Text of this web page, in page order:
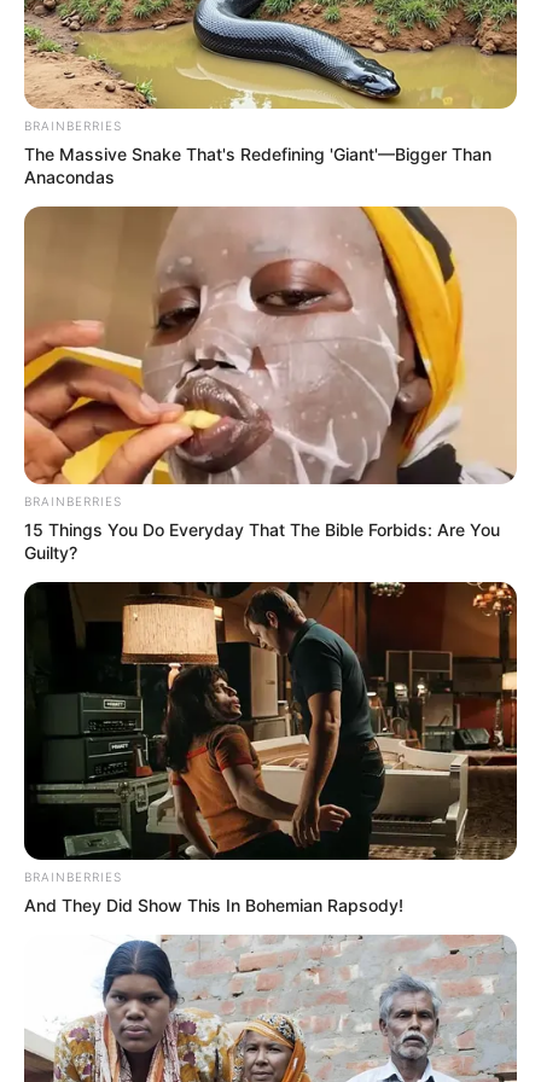
(foto: instagram/officialmnctv)
PLOT CERITA ROMANTIKA DI RUSUN
Sinetron ini mengisahkan tentang kehidupan suami istri Kendar
dan rumah susun yang berda di tengah kota Jakarta.
BRAINBERRIES
The Massive Snake That's Redefining 'Giant'—Bigger Than
Anacondas
BRAINBERRIES
15 Things You Do Everyday That The Bible Forbids: Are You
Guilty?
BRAINBERRIES
And They Did Show This In Bohemian Rapsody!